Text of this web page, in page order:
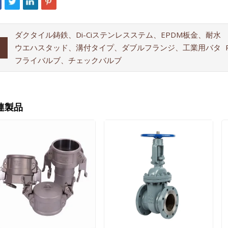
ダクタイル鋳鉄、Di-Ciステンレスステム、EPDM板金、耐水
ウエハスタッド、溝付タイプ、ダブルフランジ、工業用バタ
フライバルブ、チェックバルブ
製品